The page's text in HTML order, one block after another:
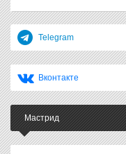
Telegram
Вконтакте
Мастрид